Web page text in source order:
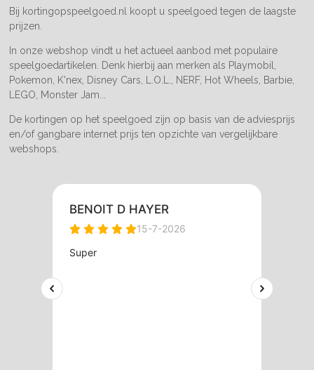
m
Bij kortingopspeelgoed.nl koopt u speelgoed tegen de laagste
prijzen.
In onze webshop vindt u het actueel aanbod met populaire
speelgoedartikelen. Denk hierbij aan merken als Playmobil,
Pokemon, K'nex, Disney Cars, L.O.L., NERF, Hot Wheels, Barbie,
LEGO, Monster Jam...
De kortingen op het speelgoed zijn op basis van de adviesprijs
en/of gangbare internet prijs ten opzichte van vergelijkbare
webshops.